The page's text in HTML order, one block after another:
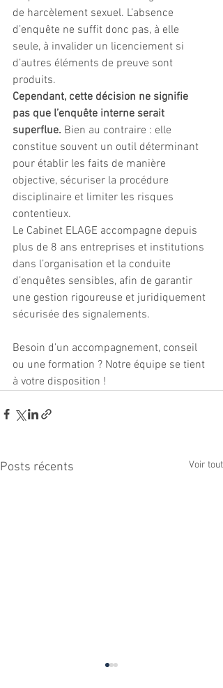
de harcèlement sexuel. L’absence
d’enquête ne suffit donc pas, à elle
seule, à invalider un licenciement si
d’autres éléments de preuve sont
produits.
Cependant, cette décision ne signifie
pas que l’enquête interne serait
superflue. Bien au contraire : elle
constitue souvent un outil déterminant
pour établir les faits de manière
objective, sécuriser la procédure
disciplinaire et limiter les risques
contentieux.
Le Cabinet ELAGE accompagne depuis
plus de 8 ans entreprises et institutions
dans l’organisation et la conduite
d’enquêtes sensibles, afin de garantir
une gestion rigoureuse et juridiquement
sécurisée des signalements.
Besoin d’un accompagnement, conseil
ou une formation ? Notre équipe se tient
à votre disposition !
Posts récents Voir tout